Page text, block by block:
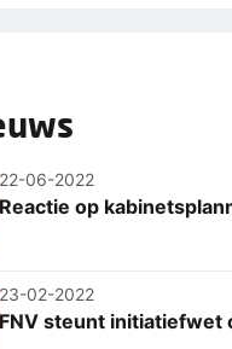
22-06-2022
Reactie op
23-02-2022
FNV steunt initiatiefwet